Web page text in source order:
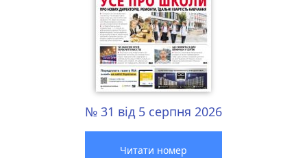
№ 31 від 5 серпня 2026
Читати номер